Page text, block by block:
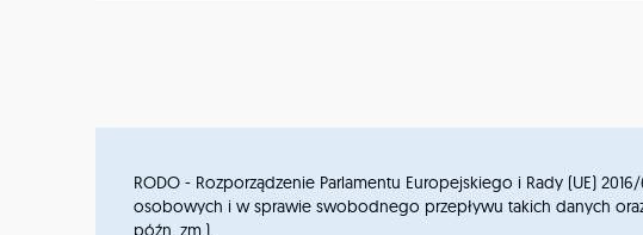
RODO - Rozporządzenie Parlamentu Europejskiego i Rady (UE)
osobowych i w sprawie swobodnego przepływu takich danych oraz
późn. zm.).